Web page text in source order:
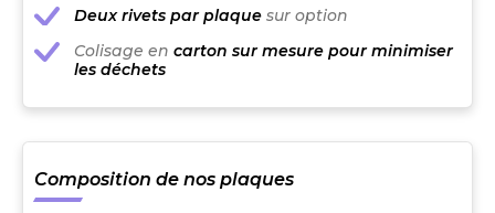
Deux rivets par plaque sur option
Colisage en carton sur mesure pour minimiser
les déchets
Composition de nos plaques